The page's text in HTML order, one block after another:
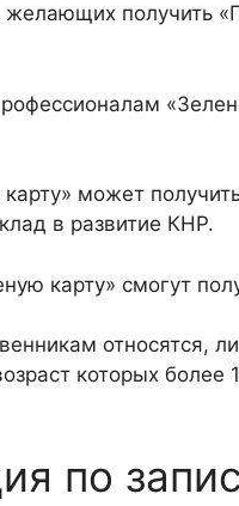
получить
может
в развитие КНР.
карту» смогут
относятся,
которых более
по